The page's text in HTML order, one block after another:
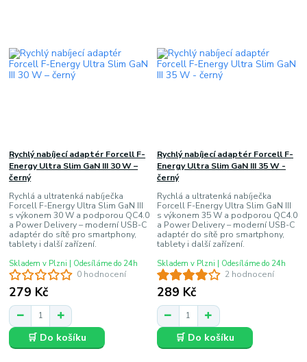
0 hodnocení
Rychlý nabíjecí adaptér Forcell F-
Energy Ultra Slim GaN III 30 W –
černý
Rychlá a ultratenká nabíječka
Forcell F-Energy Ultra Slim GaN III
s výkonem 30 W a podporou QC4.0
a Power Delivery – moderní USB-C
adaptér do sítě pro smartphony,
tablety i další zařízení.
279 Kč
Skladem v Plzni | Odesíláme do 24h
🛒 Do košíku
2 hodnocení
Rychlý nabíjecí adaptér Forcell F-
Energy Ultra Slim GaN III 35 W -
černý
Rychlá a ultratenká nabíječka
Forcell F-Energy Ultra Slim GaN III
s výkonem 35 W a podporou QC4.0
a Power Delivery – moderní USB-C
adaptér do sítě pro smartphony,
tablety i další zařízení.
289 Kč
Skladem v Plzni | Odesíláme do 24h
🛒 Do košíku